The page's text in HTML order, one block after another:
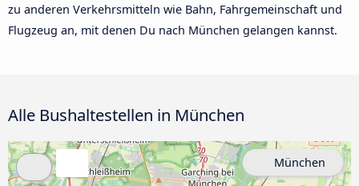
zu anderen Verkehrsmitteln wie Bahn, Fahrgemeinschaft und
Flugzeug an, mit denen Du nach München gelangen kannst.
Alle Bushaltestellen in München
München